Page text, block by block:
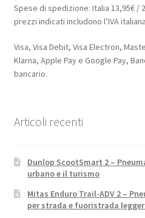
Spese di spedizione: Italia 13,95€ /
prezzi indicati includono l’IVA
Visa, Visa Debit, Visa Electron,
Klarna, Apple Pay e Google Pay,
bancario.
Articoli recenti
Dunlop ScootSmart 2 –
urbano e il turismo
Mitas Enduro Trail-ADV 2 –
per strada e fuoristrada